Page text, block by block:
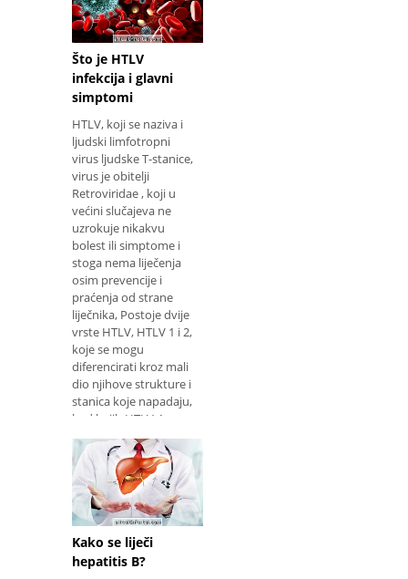
Što je HTLV
infekcija i glavni
simptomi
HTLV, koji se naziva i
ljudski limfotropni
virus ljudske T-stanice,
virus je obitelji
Retroviridae , koji u
većini slučajeva ne
uzrokuje nikakvu
bolest ili simptome i
stoga nema liječenja
osim prevencije i
praćenja od strane
liječnika, Postoje dvije
vrste HTLV, HTLV 1 i 2,
koje se mogu
diferencirati kroz mali
dio njihove strukture i
stanica koje napadaju,
kod kojih HTLV-1
napada limfocite slične
CD4, dok HTLV-2
napada CD8-slične
limfocite. Taj s
Kako se liječi
hepatitis B?